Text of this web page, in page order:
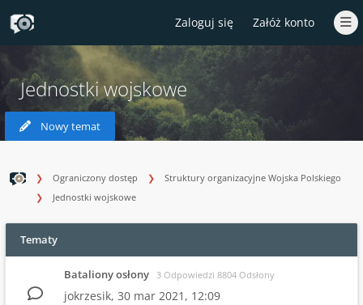
Zaloguj się Załóż konto
Jednostki wojskowe
Nowy temat
Ograniczony dostęp
Struktury organizacyjne Wojska Polskiego
Jednostki wojskowe
Tematy
Bataliony osłony 3 Odpowiedzi 8804 Odsłony
jokrzesik, 30 mar 2021, 12:09